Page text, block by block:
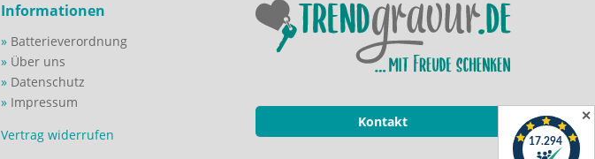
✕
Informationen
Batterieverordnung
Über uns
Datenschutz
Impressum
Vertrag widerrufen
Kontakt